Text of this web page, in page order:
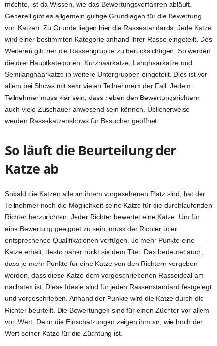
möchte, ist da Wissen, wie das Bewertungsverfahren abläuft.
Generell gibt es allgemein gültige Grundlagen für die Bewertung
von Katzen. Zu Grunde liegen hier die Rassestandards. Jede Katze
wird einer bestimmten Kategorie anhand ihrer Rasse eingeteilt. Des
Weiteren gilt hier die Rassengruppe zu berücksichtigen. So werden
die drei Hauptkategorien: Kurzhaarkatze, Langhaarkatze und
Semilanghaarkatze in weitere Untergruppen eingeteilt. Dies ist vor
allem bei Shows mit sehr vielen Teilnehmern der Fall. Jedem
Teilnehmer muss klar sein, dass neben den Bewertungsrichtern
auch viele Zuschauer anwesend sein können. Üblicherweise
werden Rassekatzenshows für Besucher geöffnet.
So läuft die Beurteilung der
Katze ab
Sobald die Katzen alle an ihrem vorgesehenen Platz sind, hat der
Teilnehmer noch die Möglichkeit seine Katze für die durchlaufenden
Richter herzurichten. Jeder Richter bewertet eine Katze. Um für
eine Bewertung geeignet zu sein, muss der Richter über
entsprechende Qualifikationen verfügen. Je mehr Punkte eine
Katze erhält, desto näher rückt sie dem Titel. Das bedeutet auch,
dass je mehr Punkte für eine Katze von den Richtern vergeben
werden, dass diese Katze dem vorgeschriebenen Rasseideal am
nächsten ist. Diese Ideale sind für jeden Rassenstandard festgelegt
und vorgeschrieben. Anhand der Punkte wird die Katze durch die
Richter beurteilt. Die Bewertungen sind für einen Züchter vor allem
von Wert. Denn die Einschätzungen zeigen ihm an, wie hoch der
Wert seiner Katze für die Züchtung ist.